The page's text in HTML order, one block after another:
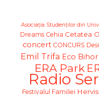
Asociația Studenților din
Dreams Cehia Cetatea
concert CONCURS
Emil Trifa Eco Bihor
ERA Park
Radio
Festivalul Familiei